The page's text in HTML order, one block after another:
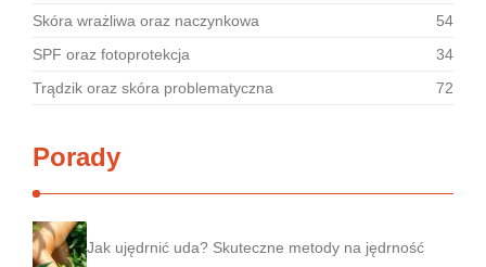
Skóra wrażliwa oraz naczynkowa
54
SPF oraz fotoprotekcja
34
Trądzik oraz skóra problematyczna
72
Porady
Jak ujędrnić uda? Skuteczne metody na jędrność